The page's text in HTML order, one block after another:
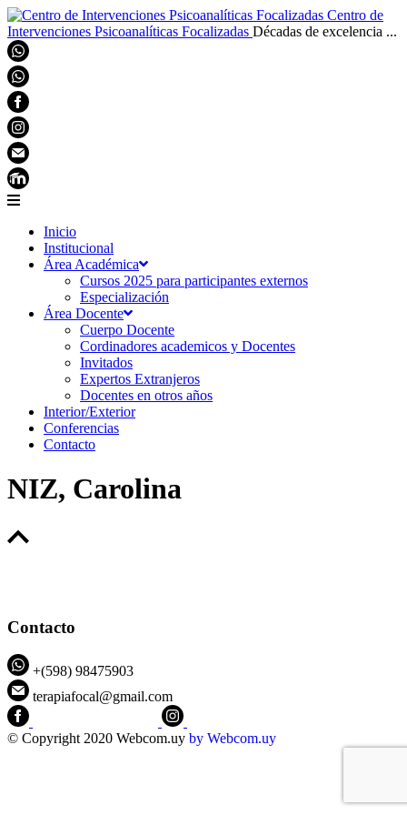
Centro de
Intervenciones Psicoanalíticas Focalizadas Décadas de excelencia ...
Inicio
Institucional
Área Académica
Cursos 2025 para participantes externos
Especialización
Área Docente
Cuerpo Docente
Cordinadores academicos y Docentes
Invitados
Expertos Extranjeros
Docentes en otros años
Interior/Exterior
Conferencias
Contacto
NIZ, Carolina
Contacto
+(598) 98475903
terapiafocal@gmail.com
© Copyright 2020 Webcom.uy by Webcom.uy